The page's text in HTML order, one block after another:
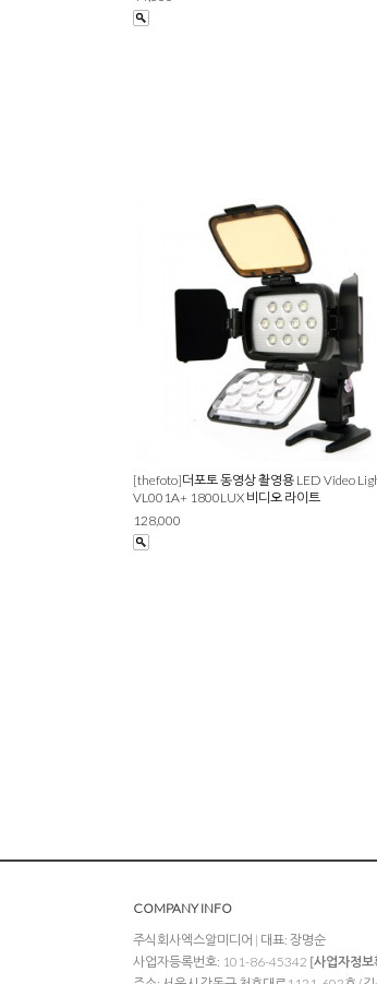
[thefoto]더포토 동영상 촬영용 LED Video
VL001A+ 1800LUX 비디오 라이트
128,000
COMPANY INFO
주식회사엑스알미디어 | 대표: 장명순
사업자등록번호: 101-86-45342 [사업자정